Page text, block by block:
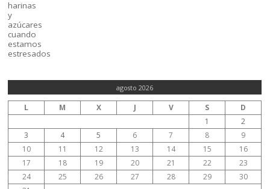
agosto 2026
L M X J V S
D
1
2
3
4 5 6 7 8
9
10
11 12 13 14 15
16
17
18 19 20 21 22
23
24
25 26 27 28 29
30